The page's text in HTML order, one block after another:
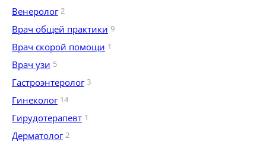
Венеролог 2
Врач общей практики 9
Врач скорой помощи 1
Врач узи 5
Гастроэнтеролог 3
Гинеколог 14
Гирудотерапевт 1
Дерматолог 2